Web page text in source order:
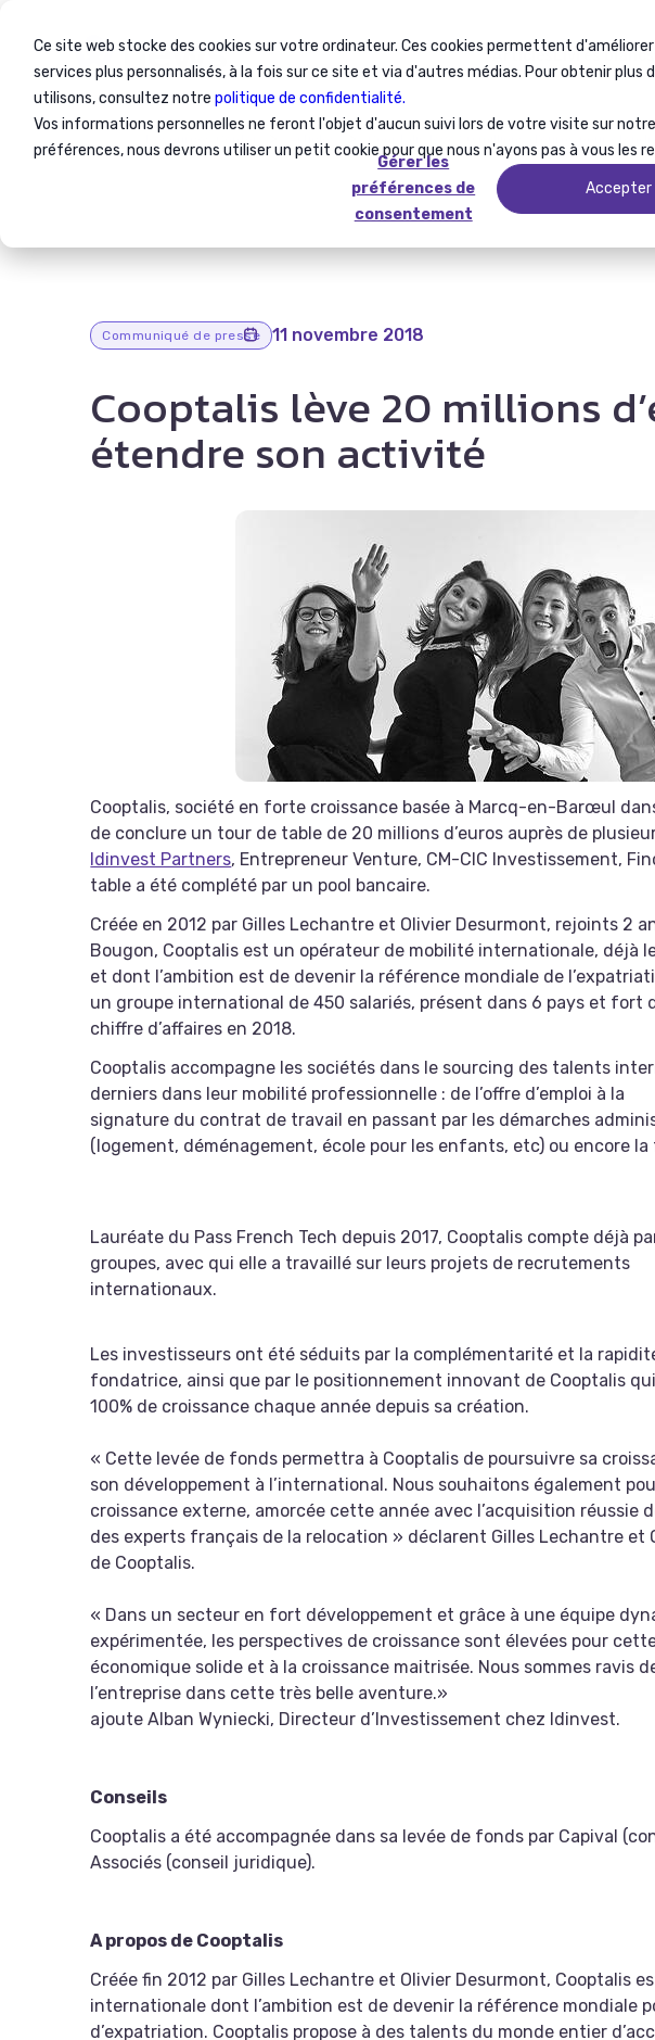
Ce site web stocke des cookies sur votre ordinateur. Ces cookies permettent
services plus personnalisés, à la fois sur ce site et via d'autres médias. Pour obtenir plus
utilisons, consultez notre politique de confidentialité.
Vos informations personnelles ne feront l'objet d'aucun suivi lors de votre visite sur
préférences, nous devrons utiliser un petit cookie pour que nous n'ayons pas à vous les
Gérer les
préférences de
consentement
Accepter
ArticlesLivres blancs
Communiqué de presse 11 novembre 2018
Cooptalis lève 20 millions
étendre son activité
Cooptalis, société en forte croissance basée à Marcq-en-Barœul
de conclure un tour de table de 20 millions d’euros auprès de
Idinvest Partners, Entrepreneur Venture, CM-CIC Investissement,
table a été complété par un pool bancaire.
Créée en 2012 par Gilles Lechantre et Olivier Desurmont, rejoints 2
Bougon, Cooptalis est un opérateur de mobilité internationale, déjà
et dont l’ambition est de devenir la référence mondiale de
un groupe international de 450 salariés, présent dans 6 pays et fort
chiffre d’affaires en 2018.
Cooptalis accompagne les sociétés dans le sourcing des talents
derniers dans leur mobilité professionnelle : de l’offre d’emploi à la
signature du contrat de travail en passant par les démarches
(logement, déménagement, école pour les enfants, etc) ou encore
Lauréate du Pass French Tech depuis 2017, Cooptalis compte déjà
groupes, avec qui elle a travaillé sur leurs projets de recrutements
internationaux.
Les investisseurs ont été séduits par la complémentarité et la
fondatrice, ainsi que par le positionnement innovant de Cooptalis
100% de croissance chaque année depuis sa création.
« Cette levée de fonds permettra à Cooptalis de poursuivre sa
son développement à l’international. Nous souhaitons également
croissance externe, amorcée cette année avec l’acquisition réussie
des experts français de la relocation » déclarent Gilles Lechantre et
de Cooptalis.
« Dans un secteur en fort développement et grâce à une équipe
expérimentée, les perspectives de croissance sont élevées pour
économique solide et à la croissance maitrisée. Nous sommes ravis
l’entreprise dans cette très belle aventure.»
ajoute Alban Wyniecki, Directeur d’Investissement chez Idinvest.
Conseils
Cooptalis a été accompagnée dans sa levée de fonds par Capival
Associés (conseil juridique).
A propos de Cooptalis
Créée fin 2012 par Gilles Lechantre et Olivier Desurmont, Cooptalis
internationale dont l’ambition est de devenir la référence mondiale
d’expatriation. Cooptalis propose à des talents du monde entier